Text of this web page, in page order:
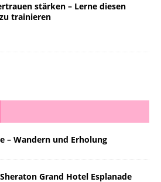
stärken – Lerne diesen
trainieren
– Wandern und Erholung
Grand Hotel Esplanade